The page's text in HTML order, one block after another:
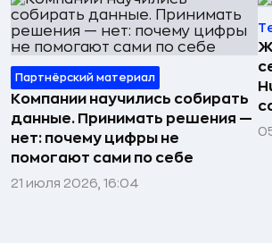
Партнёрский материал
Компании научились собирать
данные. Принимать решения —
нет: почему цифры не
помогают сами по себе
21 июля 2026, 16:04